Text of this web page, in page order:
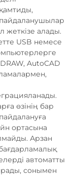
пайдаланушылар
жеткізе алады.
USB немесе
AutoCAD
өзінің бар
ортасына
Арзан
автоматты
сонымен